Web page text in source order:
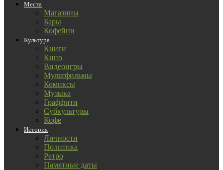
Места
Магазины
Бары
Кофейни
Культура
Книги
Кино
Видеоигры
Мультфильмы
Комиксы
Музыка
Граффити
Субкультуры
Кофе
История
Личности
Политика
Ретро
Памятные даты